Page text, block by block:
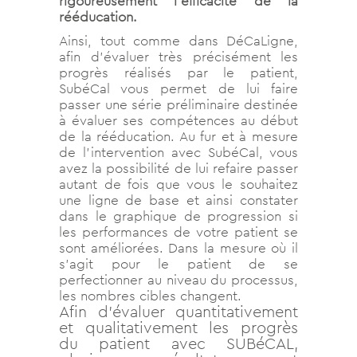
rééducation.
Ainsi, tout comme dans DéCaLigne,
afin d’évaluer très précisément les
progrès réalisés par le patient,
SubéCal vous permet de lui faire
passer une série préliminaire destinée
à évaluer ses compétences au début
de la rééducation. Au fur et à mesure
de l’intervention avec SubéCal, vous
avez la possibilité de lui refaire passer
autant de fois que vous le souhaitez
une ligne de base et ainsi constater
dans le graphique de progression si
les performances de votre patient se
sont améliorées. Dans la mesure où il
s’agit pour le patient de se
perfectionner au niveau du processus,
les nombres cibles changent.
Afin d’évaluer quantitativement
et qualitativement les progrès
du patient avec SUBéCAL,